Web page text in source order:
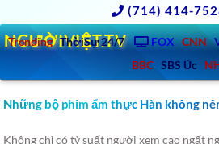
(714) 414-
Trending ThờiSự 24/7 FOX CNN
BBC SBS Úc
NGƯỜIVIỆT.TV
Những bộ phim ẩm thực Hàn không
Không chỉ có tỷ suất người xem cao ngất